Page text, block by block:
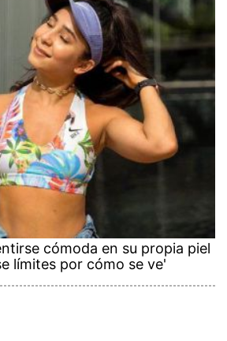
cómoda en su propia piel
límites por cómo se ve'